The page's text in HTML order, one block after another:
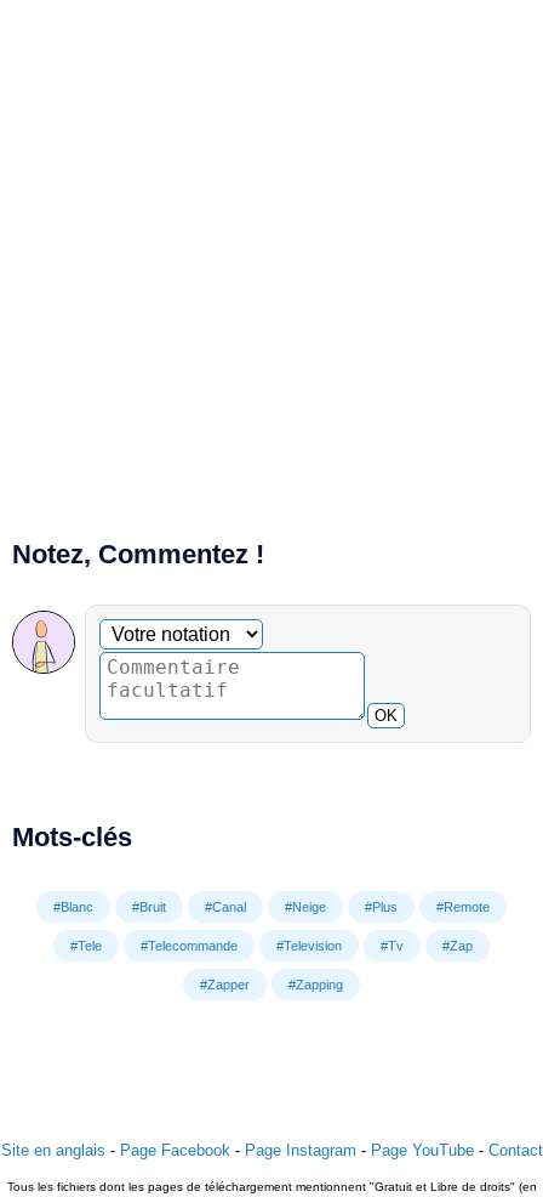
Notez, Commentez !
Commentaire facultatif
Votre notation
OK
Mots-clés
#Blanc #Bruit #Canal #Neige #Plus #Remote
#Tele #Telecommande #Television #Tv #Zap
#Zapper #Zapping
Site en anglais - Page Facebook - Page Instagram - Page YouTube- Contact
Tous les fichiers dont les pages de téléchargement mentionnent "Gratuit et Libre de droits" (en